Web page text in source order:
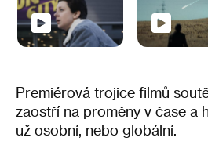
Premiérová trojice filmů
zaostří na proměny v čase a
už osobní, nebo globální.